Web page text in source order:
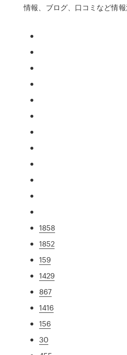
情報、ブログ、口コミなど情報
1858
1852
159
1429
867
1416
156
30